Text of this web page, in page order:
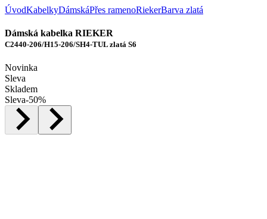
ÚvodKabelkyDámskáPřes ramenoRiekerBarva zlatá
Dámská kabelka RIEKER
C2440-206/H15-206/SH4-TUL zlatá S6
Novinka
Sleva
Skladem
Sleva-50%